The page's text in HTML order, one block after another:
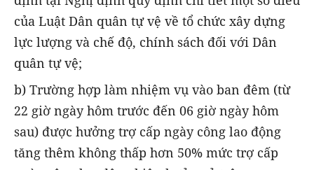
của Luật Dân quân tự vệ về tổ chức xây dựng
lực lượng và chế độ, chính sách đối với Dân
quân tự vệ;
b) Trường hợp làm nhiệm vụ vào ban đêm (từ
22 giờ ngày hôm trước đến 06 giờ ngày hôm
sau) được hưởng trợ cấp ngày công lao động
tăng thêm không thấp hơn 50% mức trợ cấp